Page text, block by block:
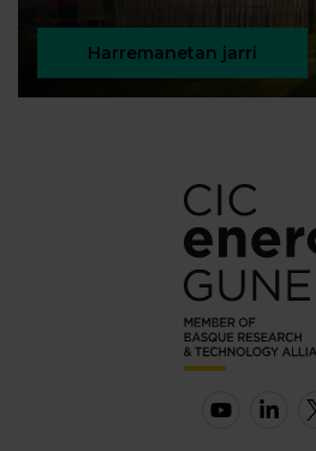
Harremanetan jarri